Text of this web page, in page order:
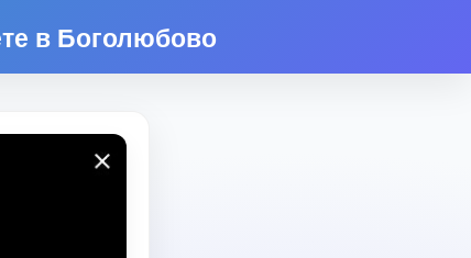
в Боголюбово